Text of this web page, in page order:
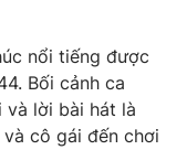
nổi tiếng được
Bối cảnh ca
và lời bài hát là
cô gái đến chơi